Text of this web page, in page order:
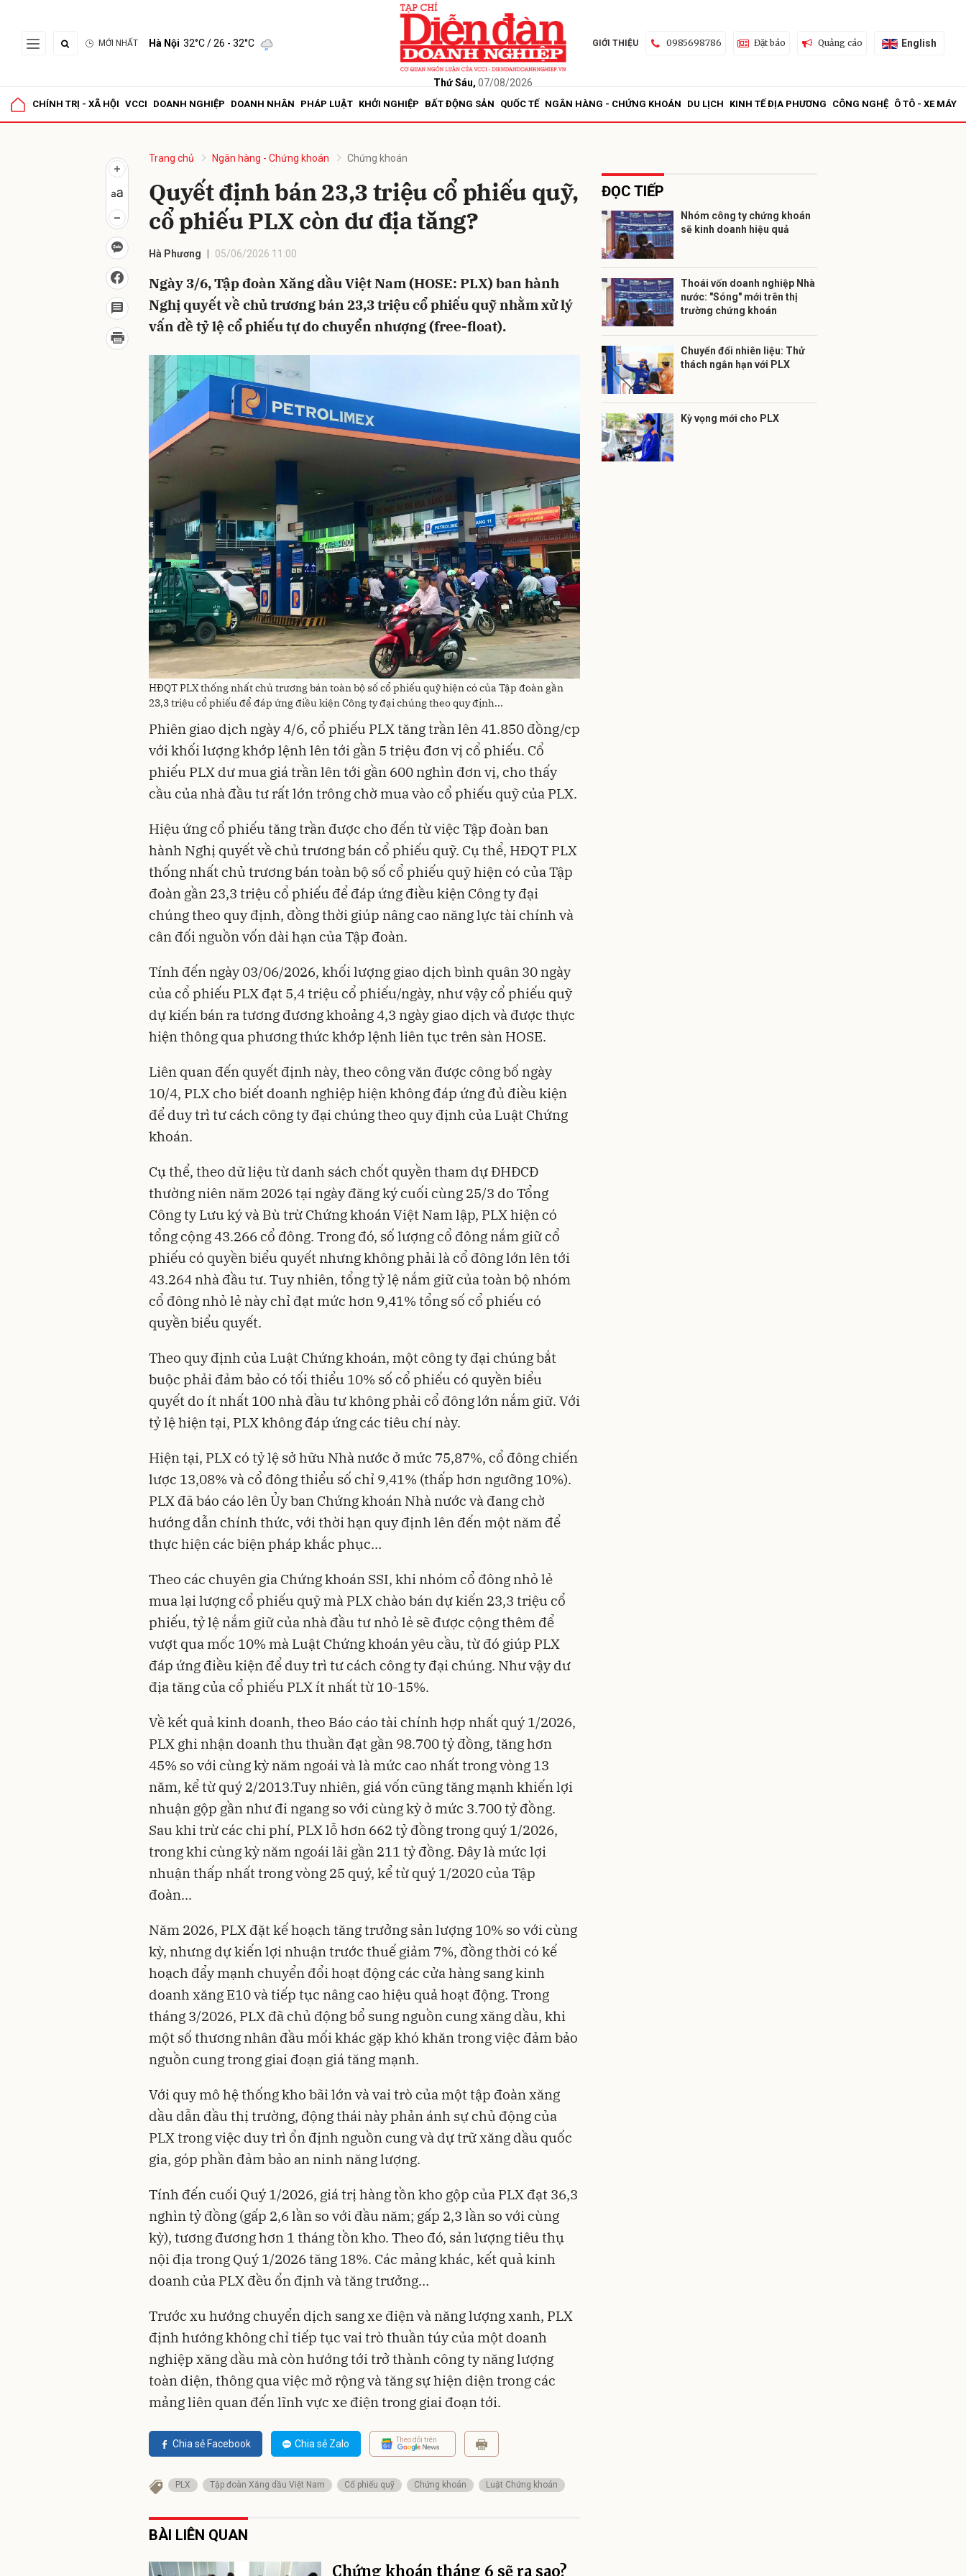
MỚI NHẤT Hà Nội 32°C/ 26 - 32°C
Thứ Sáu, 07/08/2026
GIỚI THIỆU 0985698786 Đặt báo Quảng cáo English
CHÍNH TRỊ - XÃ HỘI VCCI DOANH NGHIỆP DOANH NHÂN PHÁP LUẬT KHỞI NGHIỆP BẤT ĐỘNG SẢN QUỐC TẾ NGÂN HÀNG - CHỨNG KHOÁN DU LỊCH KINH TẾ ĐỊA PHƯƠNG CÔNG NGHỆ Ô TÔ - XE MÁY
Trang chủ Ngân hàng - Chứng khoán Chứng khoán
Quyết định bán 23,3 triệu cổ phiếu quỹ,
cổ phiếu PLX còn dư địa tăng?
Hà Phương 05/06/2026 11:00
Ngày 3/6, Tập đoàn Xăng dầu Việt Nam (HOSE: PLX) ban hành
Nghị quyết về chủ trương bán 23,3 triệu cổ phiếu quỹ nhằm xử lý
vấn đề tỷ lệ cổ phiếu tự do chuyển nhượng (free-float).
HĐQT PLX thống nhất chủ trương bán toàn bộ số cổ phiếu quỹ hiện có của Tập đoàn gần
23,3 triệu cổ phiếu để đáp ứng điều kiện Công ty đại chúng theo quy định...
Phiên giao dịch ngày 4/6, cổ phiếu PLX tăng trần lên 41.850 đồng/cp
với khối lượng khớp lệnh lên tới gần 5 triệu đơn vị cổ phiếu. Cổ
phiếu PLX dư mua giá trần lên tới gần 600 nghìn đơn vị, cho thấy
cầu của nhà đầu tư rất lớn trông chờ mua vào cổ phiếu quỹ của PLX.
Hiệu ứng cổ phiếu tăng trần được cho đến từ việc Tập đoàn ban
hành Nghị quyết về chủ trương bán cổ phiếu quỹ. Cụ thể, HĐQT PLX
thống nhất chủ trương bán toàn bộ số cổ phiếu quỹ hiện có của Tập
đoàn gần 23,3 triệu cổ phiếu để đáp ứng điều kiện Công ty đại
chúng theo quy định, đồng thời giúp nâng cao năng lực tài chính và
cân đối nguồn vốn dài hạn của Tập đoàn.
Tính đến ngày 03/06/2026, khối lượng giao dịch bình quân 30 ngày
của cổ phiếu PLX đạt 5,4 triệu cổ phiếu/ngày, như vậy cổ phiếu quỹ
dự kiến bán ra tương đương khoảng 4,3 ngày giao dịch và được thực
hiện thông qua phương thức khớp lệnh liên tục trên sàn HOSE.
Liên quan đến quyết định này, theo công văn được công bố ngày
10/4, PLX cho biết doanh nghiệp hiện không đáp ứng đủ điều kiện
để duy trì tư cách công ty đại chúng theo quy định của Luật Chứng
khoán.
Cụ thể, theo dữ liệu từ danh sách chốt quyền tham dự ĐHĐCĐ
thường niên năm 2026 tại ngày đăng ký cuối cùng 25/3 do Tổng
Công ty Lưu ký và Bù trừ Chứng khoán Việt Nam lập, PLX hiện có
tổng cộng 43.266 cổ đông. Trong đó, số lượng cổ đông nắm giữ cổ
phiếu có quyền biểu quyết nhưng không phải là cổ đông lớn lên tới
43.264 nhà đầu tư. Tuy nhiên, tổng tỷ lệ nắm giữ của toàn bộ nhóm
cổ đông nhỏ lẻ này chỉ đạt mức hơn 9,41% tổng số cổ phiếu có
quyền biểu quyết.
Theo quy định của Luật Chứng khoán, một công ty đại chúng bắt
buộc phải đảm bảo có tối thiểu 10% số cổ phiếu có quyền biểu
quyết do ít nhất 100 nhà đầu tư không phải cổ đông lớn nắm giữ. Với
tỷ lệ hiện tại, PLX không đáp ứng các tiêu chí này.
Hiện tại, PLX có tỷ lệ sở hữu Nhà nước ở mức 75,87%, cổ đông chiến
lược 13,08% và cổ đông thiểu số chỉ 9,41% (thấp hơn ngưỡng 10%).
PLX đã báo cáo lên Ủy ban Chứng khoán Nhà nước và đang chờ
hướng dẫn chính thức, với thời hạn quy định lên đến một năm để
thực hiện các biện pháp khắc phục…
Theo các chuyên gia Chứng khoán SSI, khi nhóm cổ đông nhỏ lẻ
mua lại lượng cổ phiếu quỹ mà PLX chào bán dự kiến 23,3 triệu cổ
phiếu, tỷ lệ nắm giữ của nhà đầu tư nhỏ lẻ sẽ được cộng thêm để
vượt qua mốc 10% mà Luật Chứng khoán yêu cầu, từ đó giúp PLX
đáp ứng điều kiện để duy trì tư cách công ty đại chúng. Như vậy dư
địa tăng của cổ phiếu PLX ít nhất từ 10-15%.
Về kết quả kinh doanh, theo Báo cáo tài chính hợp nhất quý 1/2026,
PLX ghi nhận doanh thu thuần đạt gần 98.700 tỷ đồng, tăng hơn
45% so với cùng kỳ năm ngoái và là mức cao nhất trong vòng 13
năm, kể từ quý 2/2013.Tuy nhiên, giá vốn cũng tăng mạnh khiến lợi
nhuận gộp gần như đi ngang so với cùng kỳ ở mức 3.700 tỷ đồng.
Sau khi trừ các chi phí, PLX lỗ hơn 662 tỷ đồng trong quý 1/2026,
trong khi cùng kỳ năm ngoái lãi gần 211 tỷ đồng. Đây là mức lợi
nhuận thấp nhất trong vòng 25 quý, kể từ quý 1/2020 của Tập
đoàn...
Năm 2026, PLX đặt kế hoạch tăng trưởng sản lượng 10% so với cùng
kỳ, nhưng dự kiến lợi nhuận trước thuế giảm 7%, đồng thời có kế
hoạch đẩy mạnh chuyển đổi hoạt động các cửa hàng sang kinh
doanh xăng E10 và tiếp tục nâng cao hiệu quả hoạt động. Trong
tháng 3/2026, PLX đã chủ động bổ sung nguồn cung xăng dầu, khi
một số thương nhân đầu mối khác gặp khó khăn trong việc đảm bảo
nguồn cung trong giai đoạn giá tăng mạnh.
Với quy mô hệ thống kho bãi lớn và vai trò của một tập đoàn xăng
dầu dẫn đầu thị trường, động thái này phản ánh sự chủ động của
PLX trong việc duy trì ổn định nguồn cung và dự trữ xăng dầu quốc
gia, góp phần đảm bảo an ninh năng lượng.
Tính đến cuối Quý 1/2026, giá trị hàng tồn kho gộp của PLX đạt 36,3
nghìn tỷ đồng (gấp 2,6 lần so với đầu năm; gấp 2,3 lần so với cùng
kỳ), tương đương hơn 1 tháng tồn kho. Theo đó, sản lượng tiêu thụ
nội địa trong Quý 1/2026 tăng 18%. Các mảng khác, kết quả kinh
doanh của PLX đều ổn định và tăng trưởng…
Trước xu hướng chuyển dịch sang xe điện và năng lượng xanh, PLX
định hướng không chỉ tiếp tục vai trò thuần túy của một doanh
nghiệp xăng dầu mà còn hướng tới trở thành công ty năng lượng
toàn diện, thông qua việc mở rộng và tăng sự hiện diện trong các
mảng liên quan đến lĩnh vực xe điện trong giai đoạn tới.
Chia sẻ Facebook Chia sẻ Zalo Theo dõi trên
PLX Tập đoàn Xăng dầu Việt Nam Cổ phiếu quỹ Chứng khoán Luật Chứng khoán
BÀI LIÊN QUAN
Chứng khoán tháng 6 sẽ ra sao?
ĐỌC TIẾP
Nhóm công ty chứng khoán
sẽ kinh doanh hiệu quả
Thoái vốn doanh nghiệp Nhà
nước: "Sóng" mới trên thị
trường chứng khoán
Chuyển đổi nhiên liệu: Thử
thách ngắn hạn với PLX
Kỳ vọng mới cho PLX
Gửi